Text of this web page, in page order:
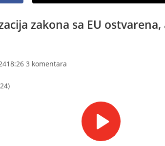
zakona sa EU
3 komentara